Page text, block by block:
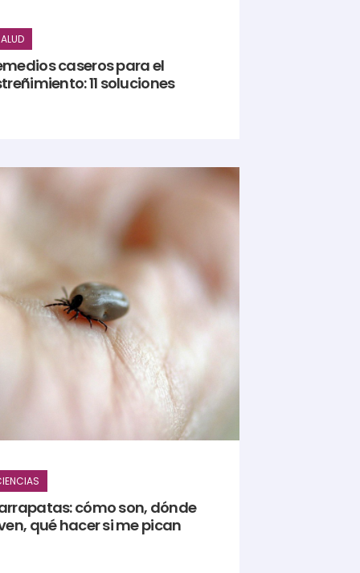
caseros para el
11 soluciones
cómo son, dónde
qué hacer si me pican